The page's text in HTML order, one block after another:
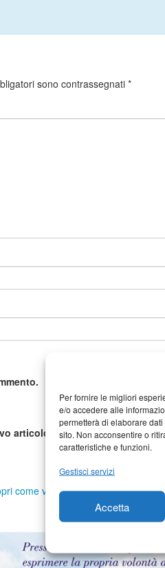
Per fornire le migliori
e/o accedere alle
permetterà di elaborare
sito. Non acconsentire o
caratteristiche e funzioni.
Gestisci servizi
Accetta
sono contrassegnati*
articolo.
come vengono elaborati i dati